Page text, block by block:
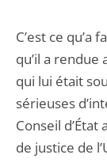
C’est ce qu’a
qu’il a rendue
qui lui était
sérieuses
Conseil
de justice de